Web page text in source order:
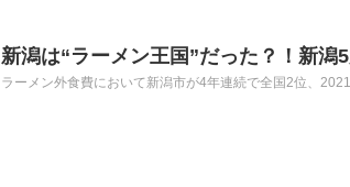
新潟は“ラーメン王国”だった？！新潟
ラーメン外食費において新潟市が4年連続で全国2位、